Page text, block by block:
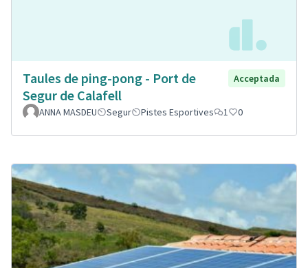
Taules de ping-pong - Port de
Segur de Calafell
Acceptada
ANNA MASDEU Segur Pistes Esportives 1 0